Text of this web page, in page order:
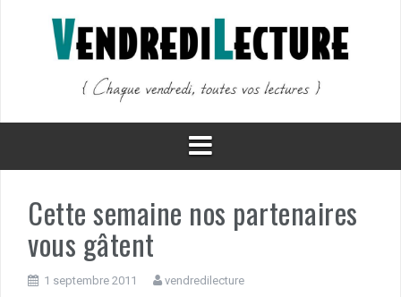
Cette semaine nos partenaires
vous gâtent
1 septembre 2011 vendredilecture